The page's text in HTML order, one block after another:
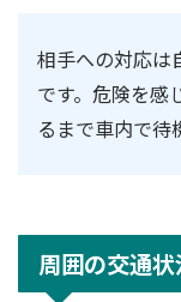
相手への対応は
です。危険を感
るまで車内で待
周囲の交通